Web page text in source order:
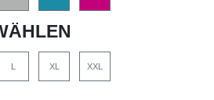
XL XXL